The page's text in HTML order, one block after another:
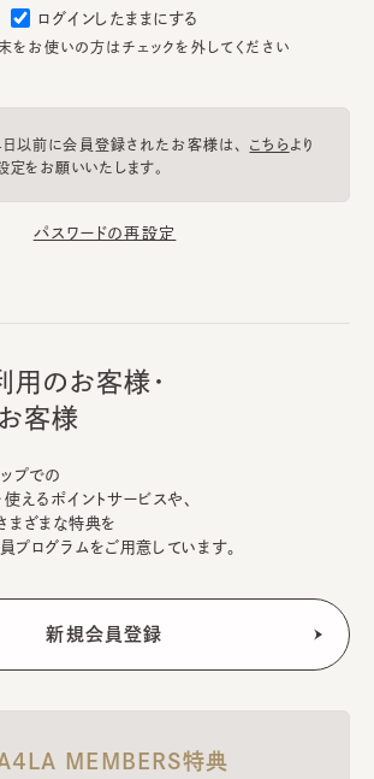
ログインしたままにする
をお使いの方はチェックを外してください
以前に会員登録されたお客様は、 こちらより
定をお願いいたします。
パスワードの再設定
用のお客様・
客様
プでの
えるポイントサービスや、
まざまな特典を
プログラムをご用意しています。
MEMBERS特典